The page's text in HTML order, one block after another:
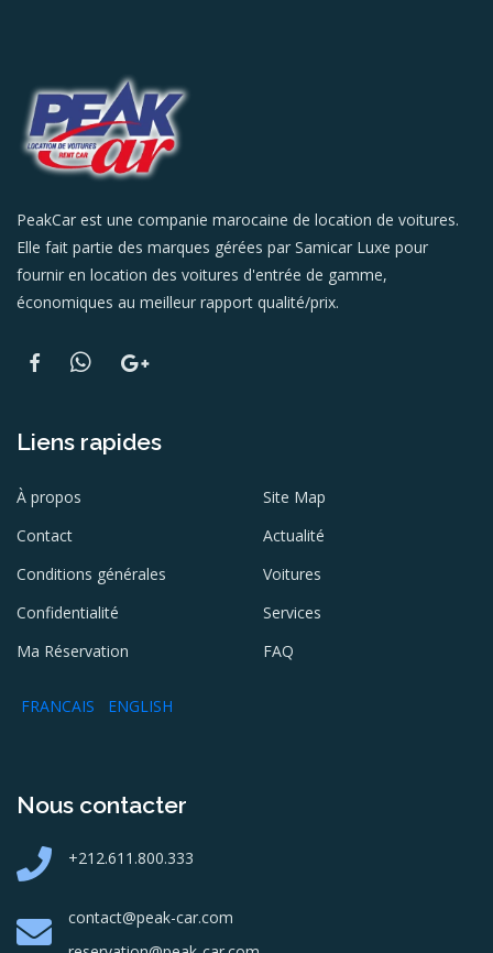
PeakCar est une companie marocaine de location de voitures.
Elle fait partie des marques gérées par Samicar Luxe pour
fournir en location des voitures d'entrée de gamme,
économiques au meilleur rapport qualité/prix.
Liens rapides
À propos
Contact
Conditions générales
Confidentialité
Ma Réservation
FRANCAIS ENGLISH
Site Map
Actualité
Voitures
Services
FAQ
Nous contacter
+212.611.800.333
contact@peak-car.com